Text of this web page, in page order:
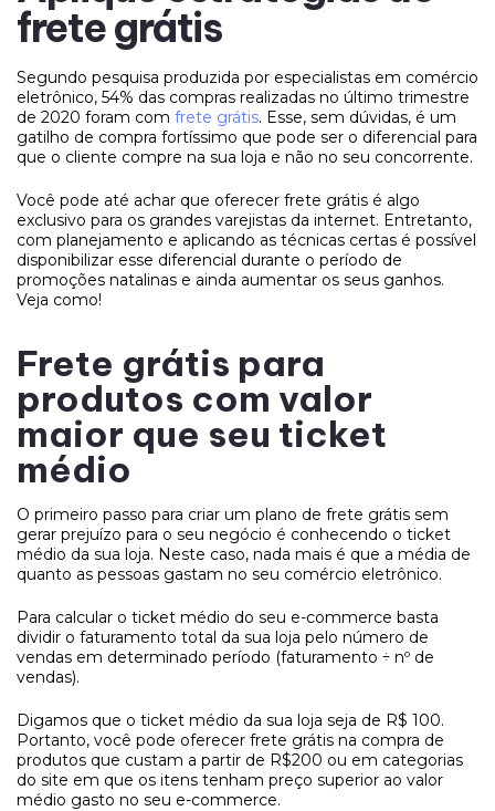
frete grátis
Segundo pesquisa produzida por especialistas em comércio
eletrônico, 54% das compras realizadas no último trimestre
de 2020 foram com frete grátis. Esse, sem dúvidas, é um
gatilho de compra fortíssimo que pode ser o diferencial para
que o cliente compre na sua loja e não no seu concorrente.
Você pode até achar que oferecer frete grátis é algo
exclusivo para os grandes varejistas da internet. Entretanto,
com planejamento e aplicando as técnicas certas é possível
disponibilizar esse diferencial durante o período de
promoções natalinas e ainda aumentar os seus ganhos.
Veja como!
Frete grátis para
produtos com valor
maior que seu ticket
médio
O primeiro passo para criar um plano de frete grátis sem
gerar prejuízo para o seu negócio é conhecendo o ticket
médio da sua loja. Neste caso, nada mais é que a média de
quanto as pessoas gastam no seu comércio eletrônico.
Para calcular o ticket médio do seu e-commerce basta
dividir o faturamento total da sua loja pelo número de
vendas em determinado período (faturamento ÷ nº de
vendas).
Digamos que o ticket médio da sua loja seja de R$ 100.
Portanto, você pode oferecer frete grátis na compra de
produtos que custam a partir de R$200 ou em categorias
do site em que os itens tenham preço superior ao valor
médio gasto no seu e-commerce.